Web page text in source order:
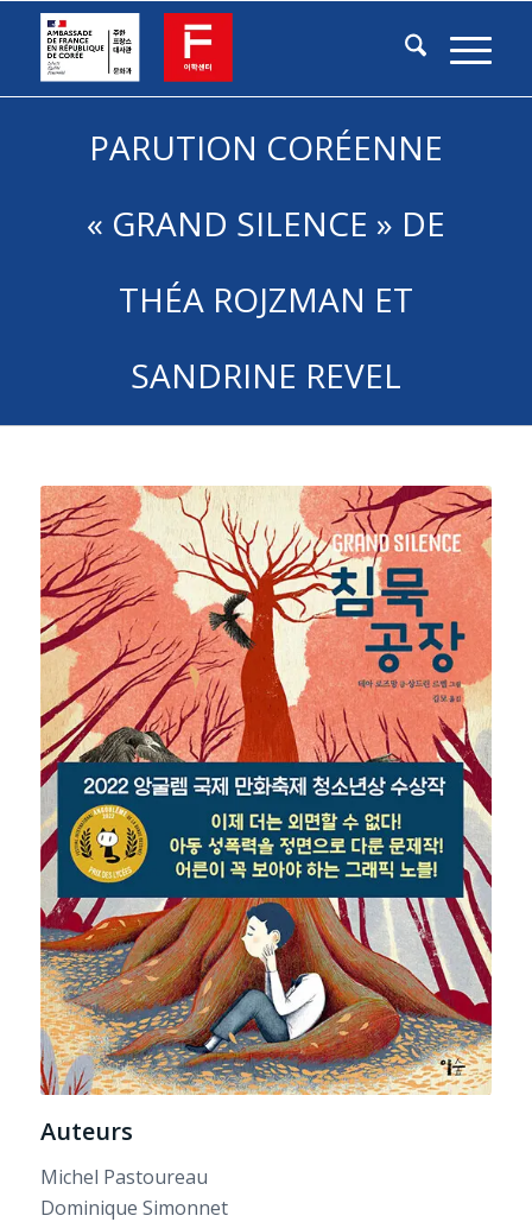
PARUTION CORÉENNE
« GRAND SILENCE » DE
THÉA ROJZMAN ET
SANDRINE REVEL
Auteurs
Michel Pastoureau
Dominique Simonnet